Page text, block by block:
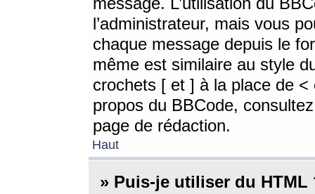
l’administrateur, mais vous
chaque message depuis le
même est similaire au style
crochets [ et ] à la place de <
propos du BBCode,
page de rédaction.
Haut
» Puis-je utiliser du HTML